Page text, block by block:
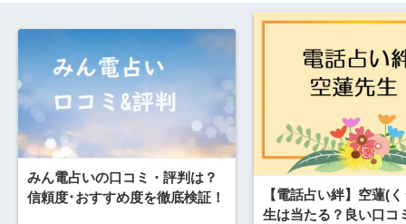
みん電占いの口コミ・評判は？
信頼度･おすすめ度を徹底検証！
【電話占い絆】空蓮(
生は当たる？良い口コ